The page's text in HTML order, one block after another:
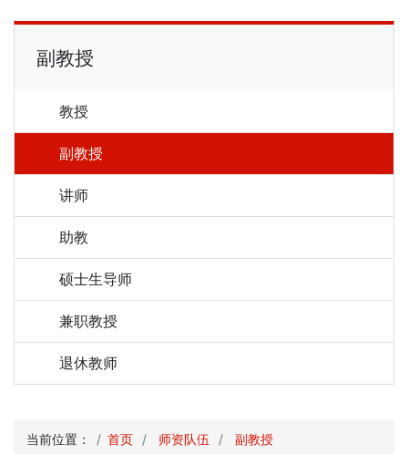
副教授
教授
副教授
讲师
助教
硕士生导师
兼职教授
退休教师
当前位置： 首页 师资队伍 副教授